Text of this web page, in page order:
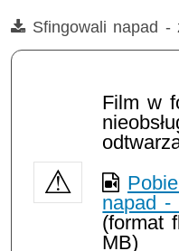
Film
Sfingowali napad -
Opis filmu: napady, napad
Film w
napad -
(format
MB)